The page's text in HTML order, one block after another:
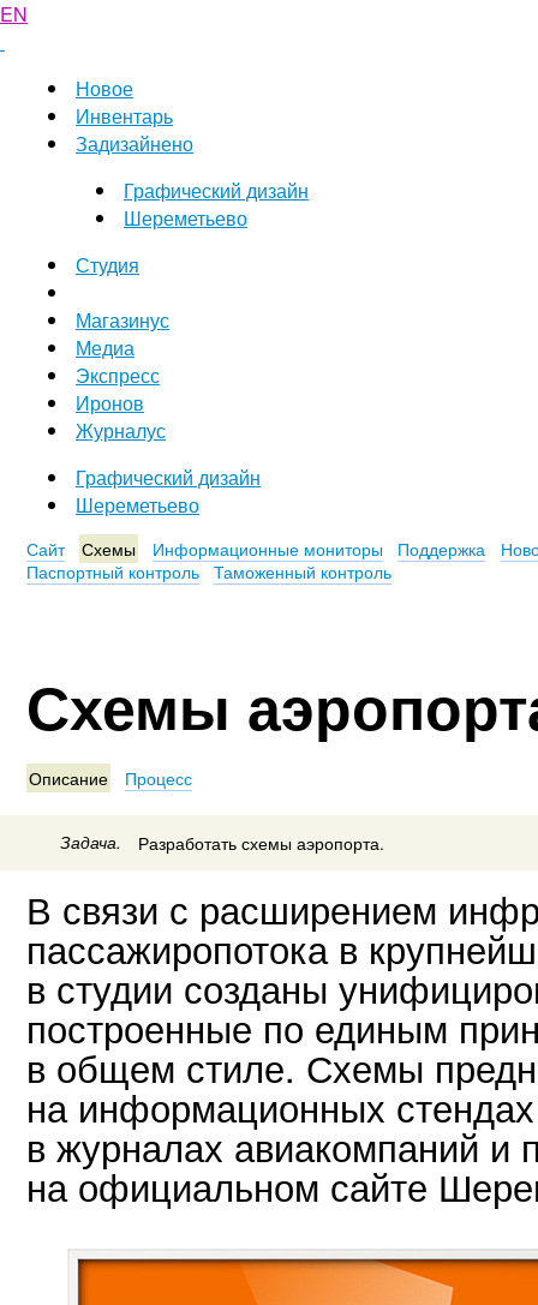
EN
Новое
Инвентарь
Задизайнено
Графический дизайн
Шереметьево
Студия
Магазинус
Медиа
Экспресс
Иронов
Журналус
Графический дизайн
Шереметьево
Сайт Схемы Информационные мониторы Поддержка
Паспортный контроль
Таможенный контроль
Схемы
Описание Процесс
Задача. Разработать схемы аэропорта.
В связи с расширением
пассажиропотока в
в студии созданы
построенные по единым
в общем стиле. Схемы
на информационных
в журналах авиакомпаний и
на официальном сайте